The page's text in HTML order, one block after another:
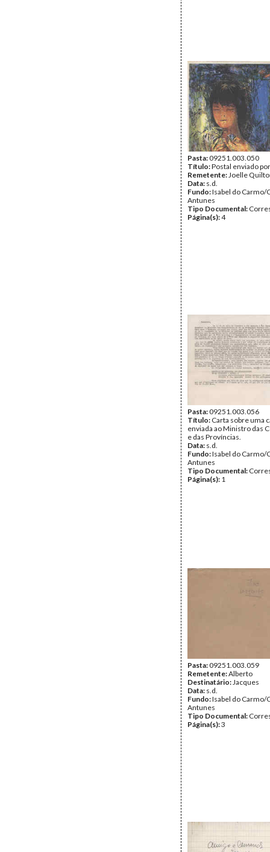
Pasta:09251.003.050
Título:Postal enviado
Remetente:Joelle
Data: s.d.
Fundo:Isabel do Carmo/
Antunes
Tipo Documental:
Página(s):4
Pasta:09251.003.056
Título: Carta sobre uma
enviada ao Ministro das
e das Províncias.
Data: s.d.
Fundo:Isabel do Carmo/
Antunes
Tipo Documental:
Página(s): 1
Pasta:09251.003.059
Remetente:Alberto
Destinatário:Jacques
Data: s.d.
Fundo:Isabel do Carmo/
Antunes
Tipo Documental:
Página(s):3